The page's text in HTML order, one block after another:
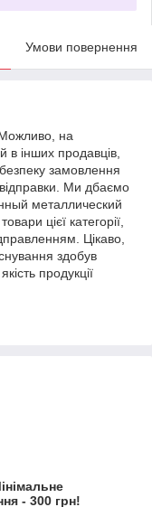
Умови повернення
на
в інших продавців,
замовлення
Ми дбаємо
металлический
цієї категорії,
Цікаво,
здобув
продукції
- 300 грн!